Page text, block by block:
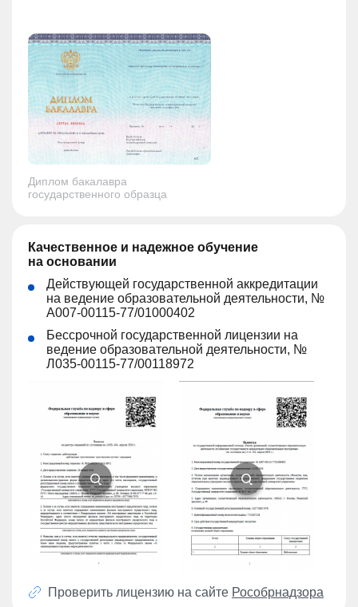
Диплом бакалавра
государственного образца
Качественное и надежное обучение
на основании
Действующей государственной аккредитации
на ведение образовательной деятельности, №
А007-00115-77/01000402
Бессрочной государственной лицензии на
ведение образовательной деятельности, №
Л035-00115-77/00118972
Проверить лицензию на сайте Рособрнадзора